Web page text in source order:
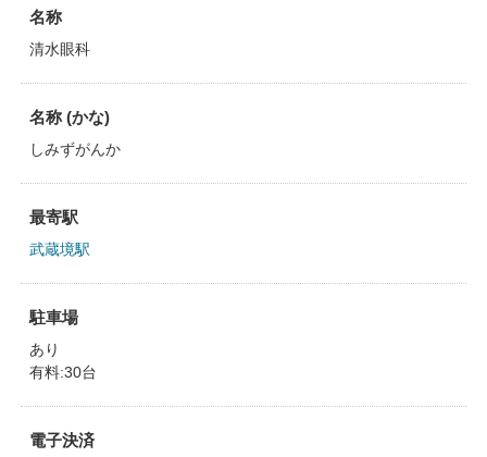
名称
清水眼科
名称 (かな)
しみずがんか
最寄駅
武蔵境駅
駐車場
あり
有料:30台
電子決済